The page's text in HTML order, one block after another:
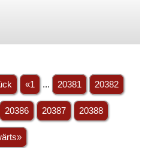
«1 ... 20381 20382
20386 20387 20388